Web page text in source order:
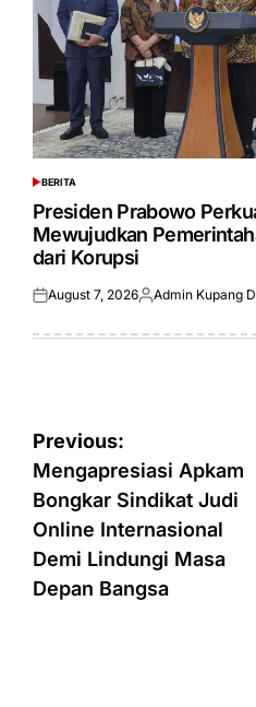
POSTED
IN
BERITA
Presiden Prabowo
Mewujudkan
dari Korupsi
Posted
August 7, 2026Posted
Admin Kupang
Post
navigation
Previous:
Mengapresiasi Apkam
Bongkar Sindikat Judi
Online Internasional
Demi Lindungi Masa
Depan Bangsa